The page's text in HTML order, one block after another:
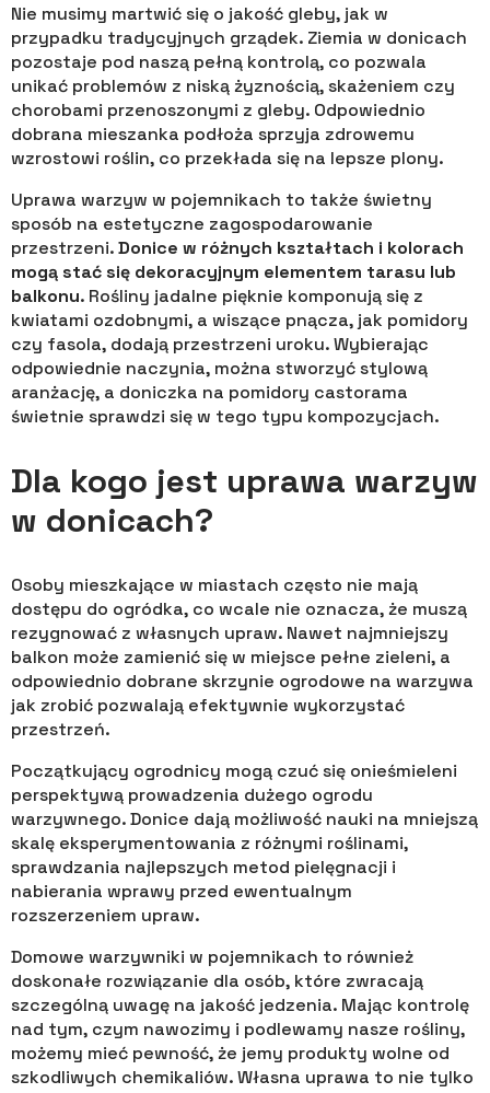
Nie musimy martwić się o jakość gleby, jak w
przypadku tradycyjnych grządek. Ziemia w donicach
pozostaje pod naszą pełną kontrolą, co pozwala
unikać problemów z niską żyznością, skażeniem czy
chorobami przenoszonymi z gleby. Odpowiednio
dobrana mieszanka podłoża sprzyja zdrowemu
wzrostowi roślin, co przekłada się na lepsze plony.
Uprawa warzyw w pojemnikach to także świetny
sposób na estetyczne zagospodarowanie
przestrzeni.Donice w różnych kształtach i kolorach
mogą stać się dekoracyjnym elementem tarasu lub
balkonu. Rośliny jadalne pięknie komponują się z
kwiatami ozdobnymi, a wiszące pnącza, jak pomidory
czy fasola, dodają przestrzeni uroku. Wybierając
odpowiednie naczynia, można stworzyć stylową
aranżację, a doniczka na pomidory castorama
świetnie sprawdzi się w tego typu kompozycjach.
Dla kogo jest uprawa warzyw
w donicach?
Osoby mieszkające w miastach często nie mają
dostępu do ogródka, co wcale nie oznacza, że muszą
rezygnować z własnych upraw. Nawet najmniejszy
balkon może zamienić się w miejsce pełne zieleni, a
odpowiednio dobrane skrzynie ogrodowe na warzywa
jak zrobić pozwalają efektywnie wykorzystać
przestrzeń.
Początkujący ogrodnicy mogą czuć się onieśmieleni
perspektywą prowadzenia dużego ogrodu
warzywnego. Donice dają możliwość nauki na mniejszą
skalę eksperymentowania z różnymi roślinami,
sprawdzania najlepszych metod pielęgnacji i
nabierania wprawy przed ewentualnym
rozszerzeniem upraw.
Domowe warzywniki w pojemnikach to również
doskonałe rozwiązanie dla osób, które zwracają
szczególną uwagę na jakość jedzenia. Mając kontrolę
nad tym, czym nawozimy i podlewamy nasze rośliny,
możemy mieć pewność, że jemy produkty wolne od
szkodliwych chemikaliów. Własna uprawa to nie tylko